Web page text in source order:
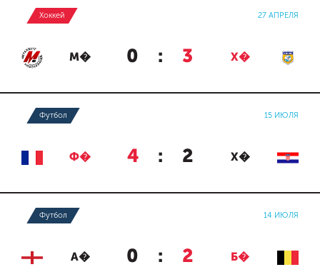
Хоккей 27 АПРЕЛЯ
М� 0 : 3 Х�
Футбол 15 ИЮЛЯ
Ф� 4 : 2 Х�
Футбол 14 ИЮЛЯ
А� 0 : 2 Б�